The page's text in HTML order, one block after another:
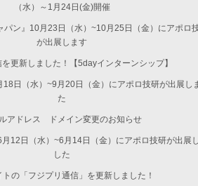
（水）～1月24日(金)開催
パン』10月23日（水）~10月25日（金）にアポロ
が出展します
更新しました！【5dayインターンシップ】
18日（水）~9月20日（金）にアポロ技研が出展し
た
アドレス ドメイン変更のお知らせ
月12日（水）~6月14日（金）にアポロ技研が出展
した
トの「フジプリ通信」を更新しました！